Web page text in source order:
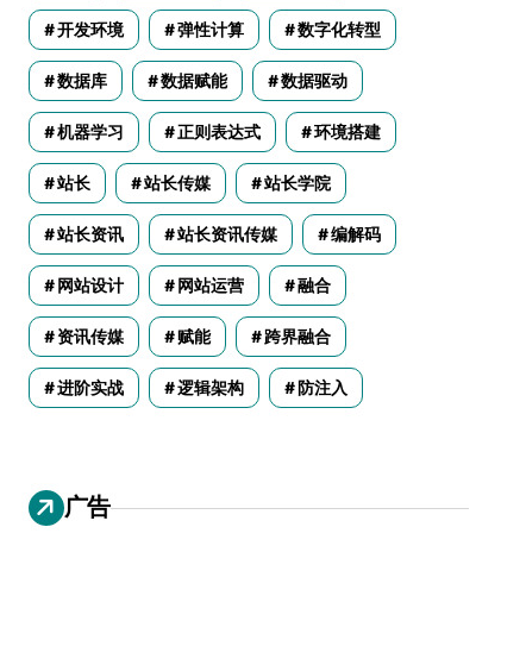
开发环境 弹性计算 数字化转型
数据库 数据赋能 数据驱动
机器学习 正则表达式 环境搭建
站长 站长传媒 站长学院
站长资讯 站长资讯传媒 编解码
网站设计 网站运营 融合
资讯传媒 赋能 跨界融合
进阶实战 逻辑架构 防注入
广告